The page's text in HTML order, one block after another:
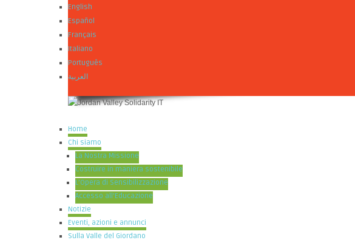
English
Español
Français
Italiano
Português
العربية
Home
Chi siamo
La Nostra Missione
Costruire in maniera sostenibile
L’Opera di Sensibilizzazione
Accesso all’Educazione
Notizie
Eventi, azioni e annunci
Sulla Valle del Giordano